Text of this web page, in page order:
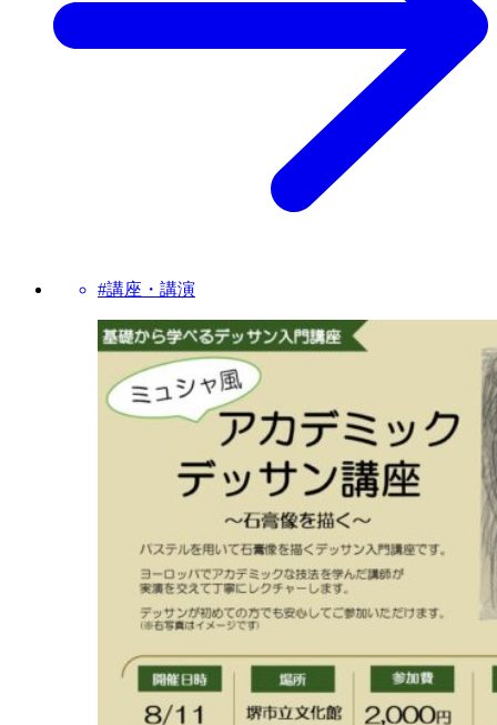
#講座・講演